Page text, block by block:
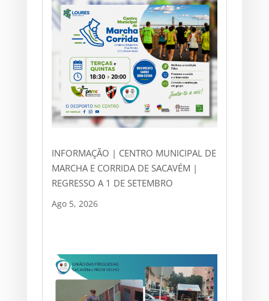
INFORMAÇÃO | CENTRO MUNICIPAL DE
MARCHA E CORRIDA DE SACAVÉM |
REGRESSO A 1 DE SETEMBRO
Ago 5, 2026